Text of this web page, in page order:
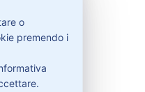
o
premendo i